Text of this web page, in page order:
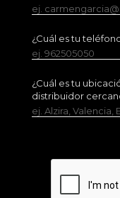
ej.
¿Cuál es tu
ej. 962505050
¿Cuál es tu
distribuidor
ej. Alzira, Valencia,